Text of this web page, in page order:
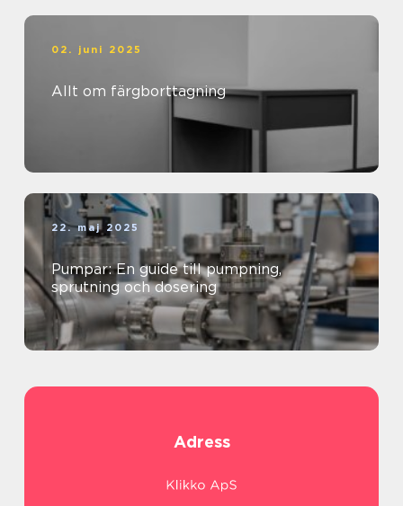
02. juni 2025
Allt om färgborttagning
22. maj 2025
Pumpar: En guide till pumpning,
sprutning och dosering
Adress